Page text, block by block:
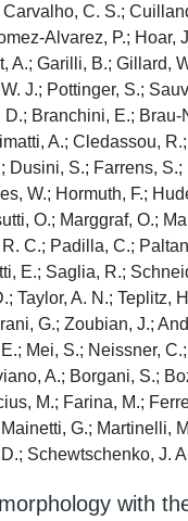
C. S.;
Alvarez, P.;
Garilli, B.; Gillard,
J.; Pottinger, S.;
Branchini, E.;
A.; Cledassou,
S.; Farrens,
W.; Hormuth, F.;
O.; Marggraf, O.;
C.; Padilla, C.;
E.; Saglia, R.;
Taylor, A. N.;
G.; Zoubian, J.;
Mei, S.; Neissner,
A.; Borgani, S.;
M.; Farina, M.;
G.; Martinelli,
Schewtschenko, J.
with